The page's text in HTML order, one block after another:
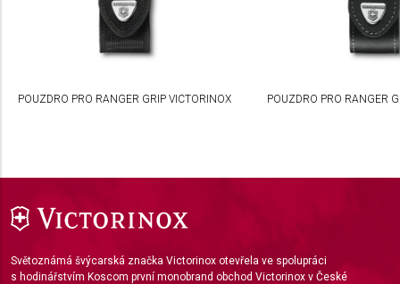
POUZDRO PRO RANGER GRIP VICTORINOX POUZDRO PRO RANGER
Světoznámá švýcarská značka Victorinox otevřela ve spolupráci
s hodinářstvím Koscom první monobrand obchod Victorinox v České
Non-IAB processing purposes: